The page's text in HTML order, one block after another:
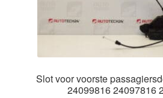
Slot voor voorste
24099816 24097816